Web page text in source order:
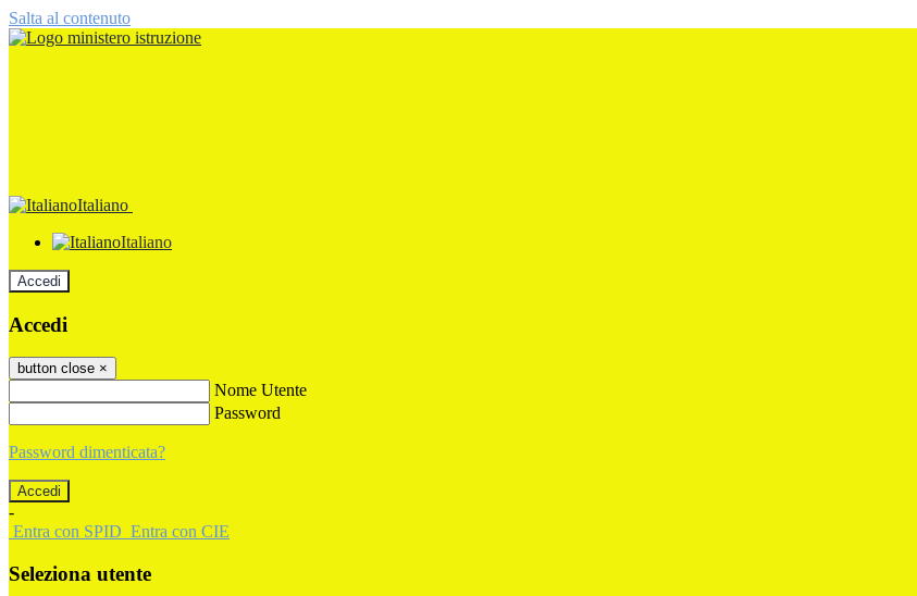
Salta al contenuto
Italiano
Italiano
Accedi
Accedi
button close ×
Nome Utente
Password
Password dimenticata?
-
Entra con SPID Entra con CIE
Seleziona utente